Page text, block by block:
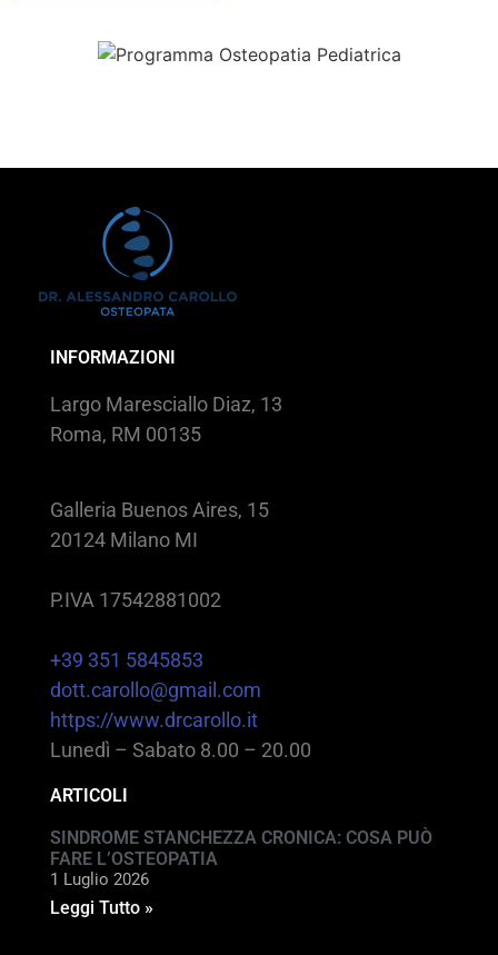
INFORMAZIONI
Largo Maresciallo Diaz, 13
Roma, RM 00135
Galleria Buenos Aires, 15
20124 Milano MI
P.IVA 17542881002
+39 351 5845853
dott.carollo@gmail.com
https://www.drcarollo.it
Lunedì – Sabato 8.00 – 20.00
ARTICOLI
SINDROME STANCHEZZA CRONICA: COSA PUÒ
FARE L’OSTEOPATIA
1 Luglio 2026
Leggi Tutto »